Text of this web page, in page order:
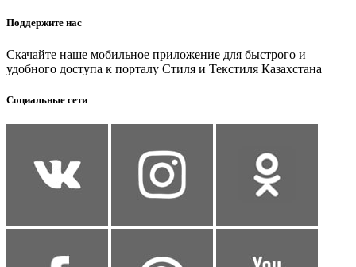
Поддержите нас
Скачайте наше мобильное приложение для быстрого и
удобного доступа к порталу Стиля и Текстиля Казахстана
Социальные сети